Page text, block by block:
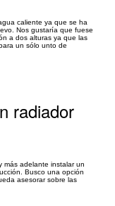
caliente ya que se ha
Nos gustaría que fuese
a dos alturas ya que las
un sólo unto de
radiador
más adelante instalar un
Busco una opción
asesorar sobre las